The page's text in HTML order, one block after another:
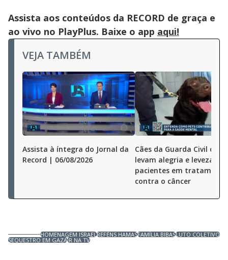
Assista aos conteúdos da RECORD de graça e
ao vivo no PlayPlus. Baixe o app aqui!
VEJA TAMBÉM
Assista à íntegra do Jornal da
Record | 06/08/2026
Cães da Guarda Civil de SP
levam alegria e leveza a
pacientes em tratamento
contra o câncer
HOMENAGEM ISRAELREFÉNS HAMASFAMÍLIA BIBASLUTO COLETIVO
SEQUESTRO EM GAZAJR NA TV